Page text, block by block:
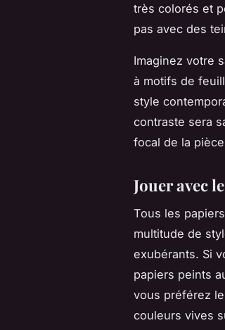
très colorés et
pas avec des
Imaginez votre
à motifs de
style
contraste sera
focal de la
Jouer avec
Tous les
multitude de
exubérants. Si
papiers peints
vous préférez
couleurs vives